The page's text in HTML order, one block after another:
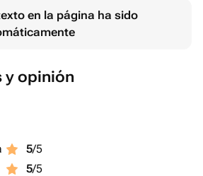
en la página ha sido
y opinión
5/5
5/5